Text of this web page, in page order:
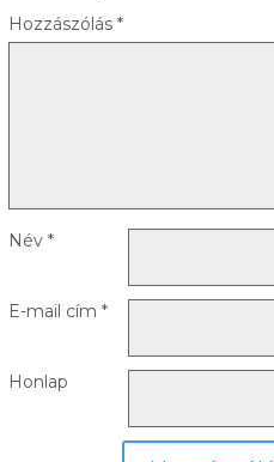
Hozzászólás *
Név *
E-mail cím *
Honlap